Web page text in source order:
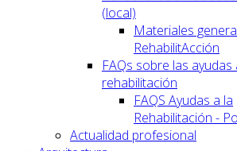
(local)
Materiales
RehabilitAcción
FAQs sobre las ayudas
rehabilitación
FAQS Ayudas a la
Rehabilitación -
Actualidad profesional